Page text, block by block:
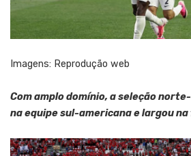
Imagens: Reprodução web
Com amplo domínio, a seleção
na equipe sul-americana e largou